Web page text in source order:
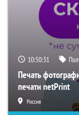
10:50:30
Печать
печати netPrint
Россия